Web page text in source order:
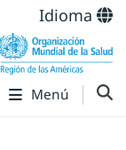
Idioma
Menú